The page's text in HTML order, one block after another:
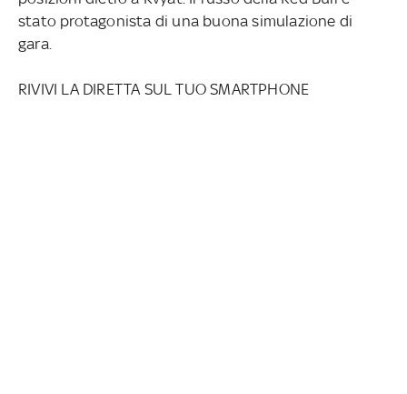
stato protagonista di una buona simulazione di
gara.
RIVIVI LA DIRETTA SUL TUO SMARTPHONE